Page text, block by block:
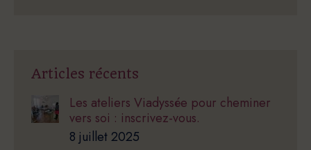
Articles récents
Les ateliers Viadyssée pour cheminer
vers soi : inscrivez-vous.
8 juillet 2025